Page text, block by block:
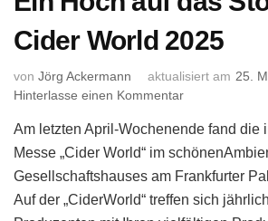
Cider World 2025
von Jörg Ackermann aktualisiert am 25.
Hinterlasse einen Kommentarzu
Hoch
auf
das
–
Am letzten April-Wochenende fand die
Messe „Cider World“ im
Gesellschaftshauses am Frankfurter
Auf der „CiderWorld“ treffen sich